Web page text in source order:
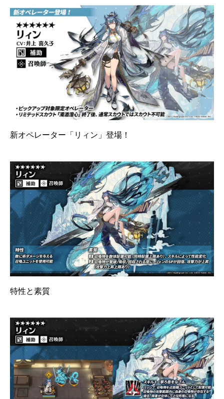
新オペレーター「リィン」登場！
特性と素質